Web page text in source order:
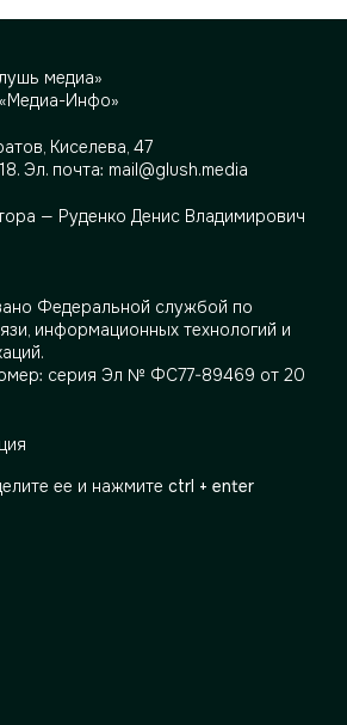
медиа»
Инфо»
Киселева, 47
. Эл. почта: mail@glush.media
— Руденко Денис Владимирович
Федеральной службой по
информационных технологий и
серия Эл № ФС77-89469 от 20
ее и нажмите ctrl + enter